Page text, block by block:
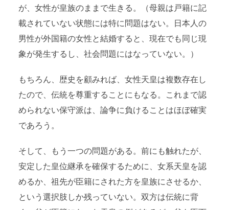
が、女性が皇族のままで生きる。（母親は戸籍に記
載されていない状態には特に問題はない。日本人の
男性が外国籍の女性と結婚すると、現在でも同じ現
象が発生するし、社会問題にはなっていない。）
もちろん、歴史を顧みれば、女性天皇は複数存在し
たので、伝統を尊重することにもなる。これまで認
められない保守派は、論争に負けることはほぼ確実
であろう。
そして、もう一つの問題がある。前にも触れたが、
安定した皇位継承を確保するために、女系天皇を認
めるか、祖先が臣籍にされた方を皇族にさせるか、
という選択肢しか残っていない。双方は伝統に背